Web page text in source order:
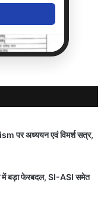
पुलिस
पुलिसकर्मियों
अध्ययन एवं विमर्श सत्र,
बड़ा फेरबदल, SI-ASI समेत